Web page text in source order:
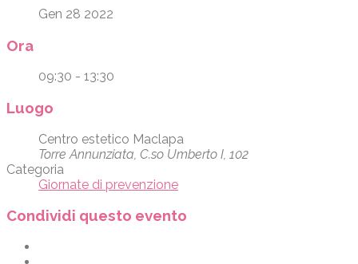
Gen 28 2022
Ora
09:30 - 13:30
Luogo
Centro estetico Maclapa
Torre Annunziata, C.so Umberto I, 102
Categoria
Giornate di prevenzione
Condividi questo evento